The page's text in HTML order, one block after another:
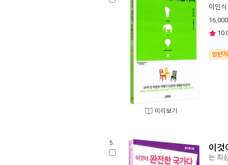
미리보기
이인식
16,000
양탄
5. 이것
는 최